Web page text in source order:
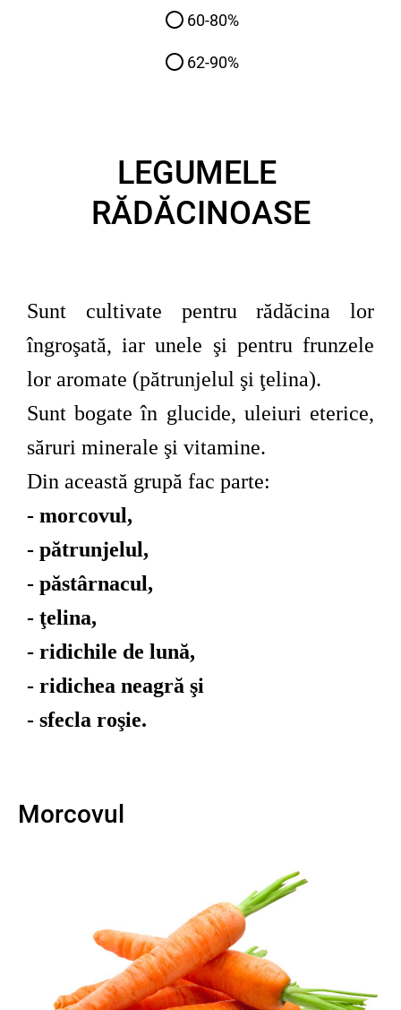
60-80%
62-90%
LEGUMELE
RĂDĂCINOASE
Sunt cultivate pentru rădăcina lor
îngroşată, iar unele şi pentru frunzele
lor aromate (pătrunjelul şi ţelina).
Sunt bogate în glucide, uleiuri eterice,
săruri minerale şi vitamine.
Din această grupă fac parte:
- morcovul,
- pătrunjelul,
- păstârnacul,
- ţelina,
- ridichile de lună,
- ridichea neagră şi
- sfecla roşie.
Morcovul